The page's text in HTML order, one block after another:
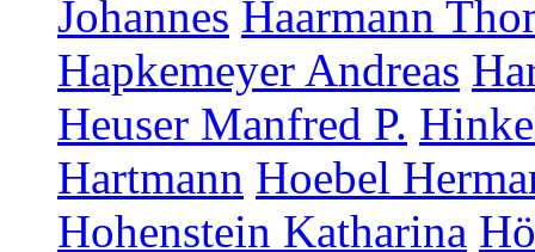
Johannes Haarmann
Hapkemeyer Andreas
Heuser Manfred P.
Hartmann Hoebel
Hohenstein Katharina